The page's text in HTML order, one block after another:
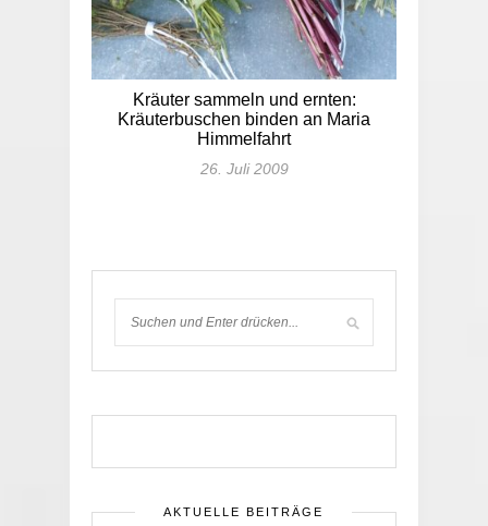
Kräuter sammeln und ernten:
Kräuterbuschen binden an Maria
Himmelfahrt
26. Juli 2009
AKTUELLE BEITRÄGE